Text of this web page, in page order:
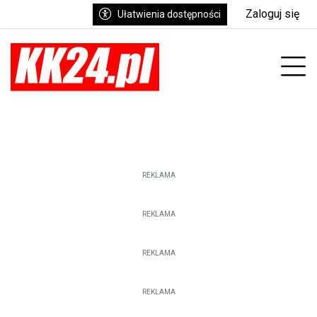
Ułatwienia dostępności Zaloguj się
REKLAMA
REKLAMA
REKLAMA
REKLAMA